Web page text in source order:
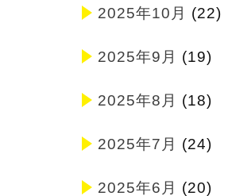
2025年10月 (22)
2025年9月 (19)
2025年8月 (18)
2025年7月 (24)
2025年6月 (20)